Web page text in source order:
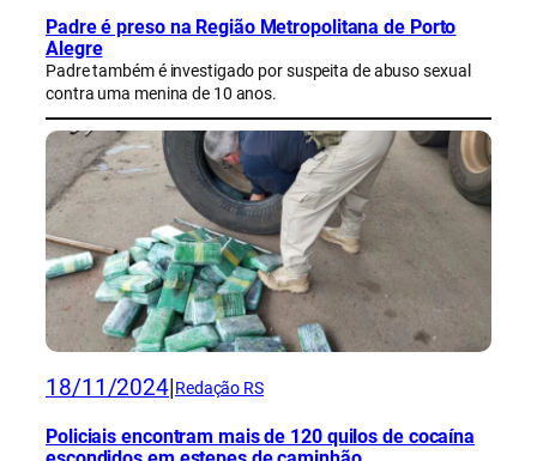
Padre é preso na Região Metropolitana de Porto
Alegre
Padre também é investigado por suspeita de abuso sexual
contra uma menina de 10 anos.
18/11/2024 Redação RS
Policiais encontram mais de 120 quilos de cocaína